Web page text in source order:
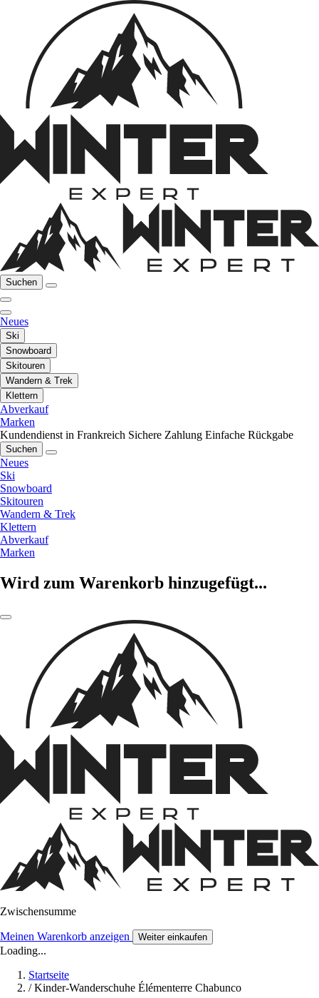
Suchen
Neues
Ski
Snowboard
Skitouren
Wandern & Trek
Klettern
Abverkauf
Marken
Kundendienst in Frankreich Sichere Zahlung Einfache Rückgabe
Suchen
Neues
Ski
Snowboard
Skitouren
Wandern & Trek
Klettern
Abverkauf
Marken
Wird zum Warenkorb hinzugefügt...
Zwischensumme
Meinen Warenkorb anzeigen Weiter einkaufen
Loading...
Startseite
/ Kinder-Wanderschuhe Élémenterre Chabunco